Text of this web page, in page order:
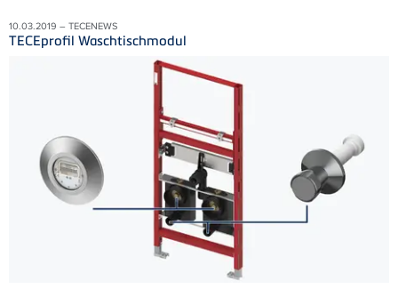
10.03.2019 – TECENEWS
TECEprofil Waschtischmodul